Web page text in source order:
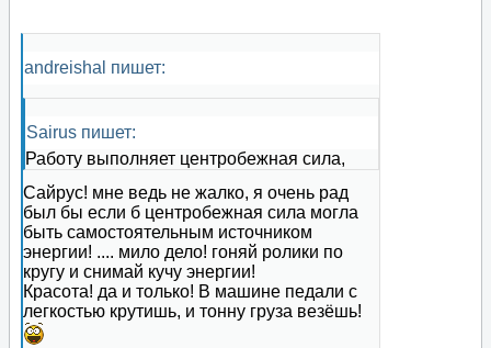
andreishal пишет:
Sairus пишет:
Работу выполняет центробежная сила,
Сайрус! мне ведь не жалко, я очень рад
был бы если б центробежная сила могла
быть самостоятельным источником
энергии! .... мило дело! гоняй ролики по
кругу и снимай кучу энергии!
Красота! да и только! В машине педали с
легкостью крутишь, и тонну груза везёшь!